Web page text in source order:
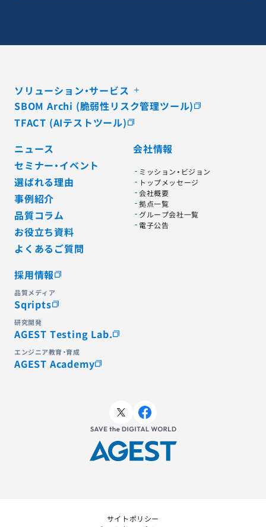
ソリューション・サービス
SBOM Archi (脆弱性リスク管理ツール)
TFACT (AIテストツール)
ニュース
セミナー・イベント
選ばれる理由
事例紹介
品質コラム
お役立ち資料
よくあるご質問
会社情報
ミッション・ビジョン
トップメッセージ
会社概要
拠点一覧
グループ会社一覧
電子公告
採用情報
品質メディア
Sqripts
研究開発
AGEST Testing Lab.
エンジニア教育・育成
AGEST Academy
サイトポリシー